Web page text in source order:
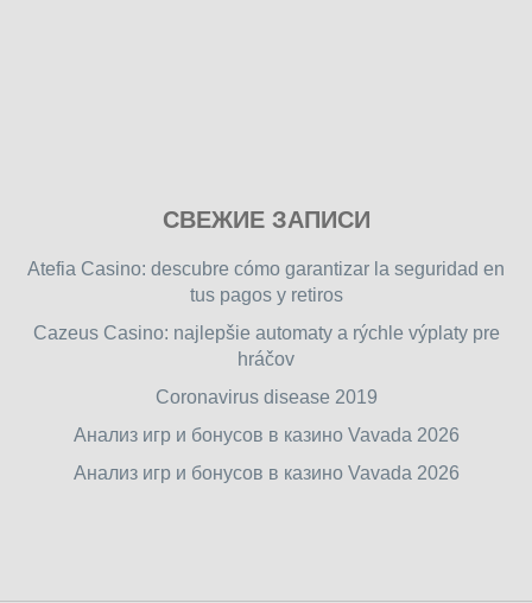
free
games
games.
СВЕЖИЕ ЗАПИСИ
Atefia Casino: descubre cómo garantizar la seguridad en
tus pagos y retiros
Cazeus Casino: najlepšie automaty a rýchle výplaty pre
hráčov
Coronavirus disease 2019
Анализ игр и бонусов в казино Vavada 2026
Анализ игр и бонусов в казино Vavada 2026